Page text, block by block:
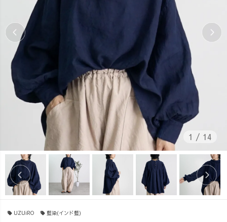
1 / 14
UZUiRO 藍染(インド藍)